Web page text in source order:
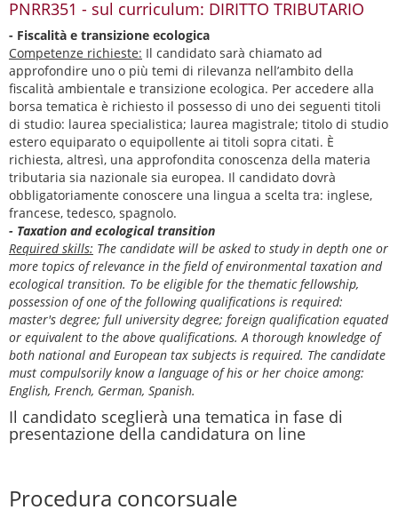
PNRR351 - sul curriculum: DIRITTO TRIBUTARIO
- Fiscalità e transizione ecologica
Competenze richieste: Il candidato sarà chiamato ad
approfondire uno o più temi di rilevanza nell’ambito della
fiscalità ambientale e transizione ecologica. Per accedere alla
borsa tematica è richiesto il possesso di uno dei seguenti titoli
di studio: laurea specialistica; laurea magistrale; titolo di studio
estero equiparato o equipollente ai titoli sopra citati. È
richiesta, altresì, una approfondita conoscenza della materia
tributaria sia nazionale sia europea. Il candidato dovrà
obbligatoriamente conoscere una lingua a scelta tra: inglese,
francese, tedesco, spagnolo.
- Taxation and ecological transition
Required skills: The candidate will be asked to study in depth one or
more topics of relevance in the field of environmental taxation and
ecological transition. To be eligible for the thematic fellowship,
possession of one of the following qualifications is required:
master's degree; full university degree; foreign qualification equated
or equivalent to the above qualifications. A thorough knowledge of
both national and European tax subjects is required. The candidate
must compulsorily know a language of his or her choice among:
English, French, German, Spanish.
Il candidato sceglierà una tematica in fase di
presentazione della candidatura on line
Procedura concorsuale